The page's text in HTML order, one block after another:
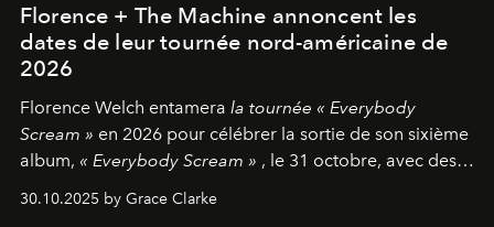
Florence + The Machine annoncent les
dates de leur tournée nord-américaine de
2026
Florence Welch entamera la tournée « Everybody
Scream » en 2026 pour célébrer la sortie de son sixième
album, « Everybody Scream » , le 31 octobre, avec des
30.10.2025 by Grace Clarke